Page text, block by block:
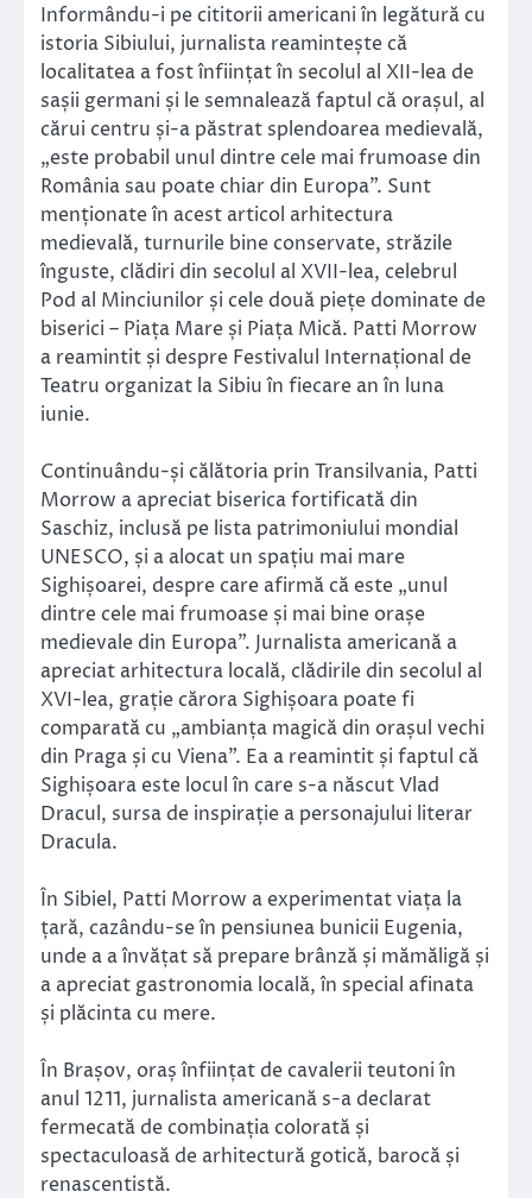
Informându-i pe cititorii americani în legătură cu
istoria Sibiului, jurnalista reamintește că
localitatea a fost înființat în secolul al XII-lea de
sașii germani și le semnalează faptul că orașul, al
cărui centru și-a păstrat splendoarea medievală,
„este probabil unul dintre cele mai frumoase din
România sau poate chiar din Europa”. Sunt
menționate în acest articol arhitectura
medievală, turnurile bine conservate, străzile
înguste, clădiri din secolul al XVII-lea, celebrul
Pod al Minciunilor și cele două piețe dominate de
biserici – Piața Mare și Piața Mică. Patti Morrow
a reamintit și despre Festivalul Internațional de
Teatru organizat la Sibiu în fiecare an în luna
iunie.
Continuându-și călătoria prin Transilvania, Patti
Morrow a apreciat biserica fortificată din
Saschiz, inclusă pe lista patrimoniului mondial
UNESCO, și a alocat un spațiu mai mare
Sighișoarei, despre care afirmă că este „unul
dintre cele mai frumoase și mai bine orașe
medievale din Europa”. Jurnalista americană a
apreciat arhitectura locală, clădirile din secolul al
XVI-lea, grație cărora Sighișoara poate fi
comparată cu „ambianța magică din orașul vechi
din Praga și cu Viena”. Ea a reamintit și faptul că
Sighișoara este locul în care s-a născut Vlad
Dracul, sursa de inspirație a personajului literar
Dracula.
În Sibiel, Patti Morrow a experimentat viața la
țară, cazându-se în pensiunea bunicii Eugenia,
unde a a învățat să prepare brânză și mămăligă și
a apreciat gastronomia locală, în special afinata
și plăcinta cu mere.
În Brașov, oraș înființat de cavalerii teutoni în
anul 1211, jurnalista americană s-a declarat
fermecată de combinația colorată și
spectaculoasă de arhitectură gotică, barocă și
renascentistă.